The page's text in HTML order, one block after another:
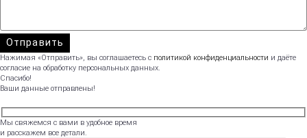
Нажимая «Отправить», вы соглашаетесь с политикой конфиденциальности и даёте
согласие на обработку персональных данных.
Спасибо!
Ваши данные отправлены!
Мы свяжемся с вами в удобное время
и расскажем все детали.